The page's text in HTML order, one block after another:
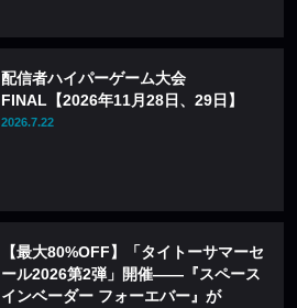
配信者ハイパーゲーム大会
FINAL【2026年11月28日、29日】
2026.7.22
【最大80%OFF】「タイトーサマーセ
ール2026第2弾」開催——『スペース
インベーダー フォーエバー』が